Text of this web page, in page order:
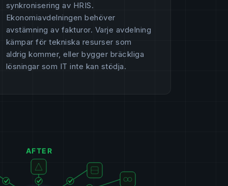
synkronisering av HRIS.
Ekonomiavdelningen behöver
avstämning av fakturor. Varje avdelning
kämpar för tekniska resurser som
aldrig kommer, eller bygger bräckliga
lösningar som IT inte kan stödja.